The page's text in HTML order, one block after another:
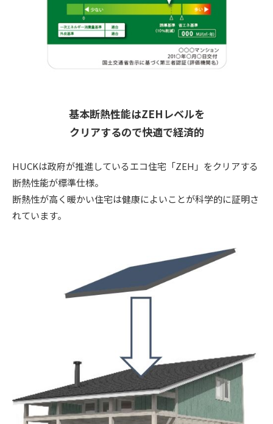
基本断熱性能はZEHレベルを
クリアするので快適で経済的
HUCKは政府が推進しているエコ住宅「ZEH」をクリアする
断熱性能が標準仕様。
断熱性が高く暖かい住宅は健康によいことが科学的に証明さ
れています。